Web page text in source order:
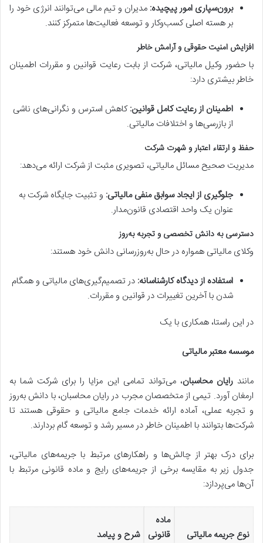
برون‌سپاری امور پیچیده: مدیران و تیم مالی می‌توانند انرژی خود را
بر هسته اصلی کسب‌وکار و توسعه فعالیت‌ها متمرکز کنند.
افزایش امنیت حقوقی و آرامش خاطر
با حضور وکیل مالیاتی، شرکت از بابت رعایت قوانین و مقررات اطمینان
خاطر بیشتری دارد:
اطمینان از رعایت کامل قوانین:کاهش استرس و نگرانی‌های ناشی
از بازرسی‌ها و اختلافات مالیاتی.
حفظ و ارتقاء اعتبار و شهرت شرکت
مدیریت صحیح مسائل مالیاتی، تصویری مثبت از شرکت ارائه می‌دهد:
جلوگیری از ایجاد سوابق منفی مالیاتی: و تثبیت جایگاه شرکت به
عنوان یک واحد اقتصادی قانون‌مدار.
دسترسی به دانش تخصصی و تجربه به‌روز
وکلای مالیاتی همواره در حال به‌روزرسانی دانش خود هستند:
استفاده از دیدگاه کارشناسانه: در تصمیم‌گیری‌های مالیاتی و همگام
شدن با آخرین تغییرات در قوانین و مقررات.
در این راستا، همکاری با یک
موسسه معتبر مالیاتی
مانندرایان محاسبان، می‌تواند تمامی این مزایا را برای شرکت شما به
ارمغان آورد. تیمی از متخصصان مجرب در رایان محاسبان، با دانش به‌روز
و تجربه عملی، آماده ارائه خدمات جامع مالیاتی و حقوقی هستند تا
شرکت‌ها بتوانند با اطمینان خاطر در مسیر رشد و توسعه گام بردارند.
برای درک بهتر از چالش‌ها و راهکارهای مرتبط با جریمه‌های مالیاتی،
جدول زیر به مقایسه برخی از جریمه‌های رایج و ماده قانونی مرتبط با
آن‌ها می‌پردازد:
نوع جریمه مالیاتی
ماده
قانونی شرح و پیامد